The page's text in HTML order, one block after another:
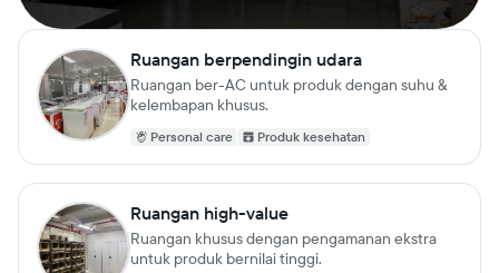
Ruangan berpendingin udara
Ruangan ber-AC untuk produk dengan suhu &
kelembapan khusus.
Personal care Produk kesehatan
Ruangan high-value
Ruangan khusus dengan pengamanan ekstra
untuk produk bernilai tinggi.